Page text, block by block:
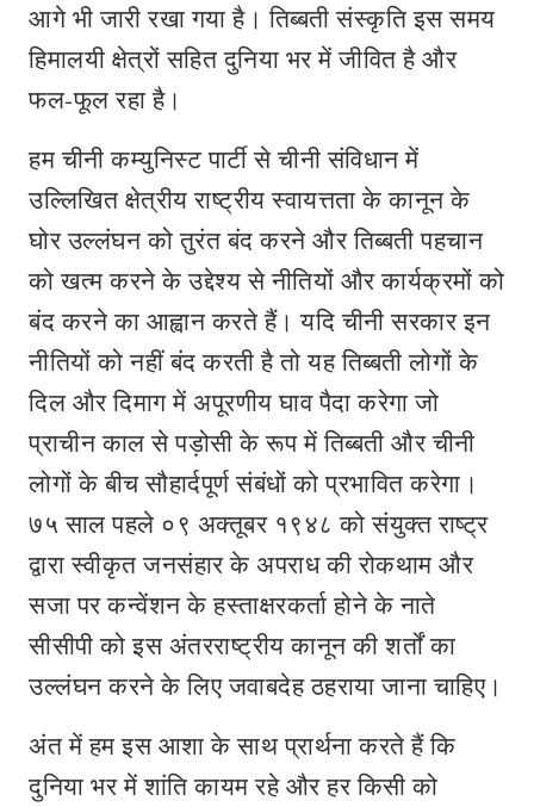
आगे भी जारी रखा गया है। तिब्‍बती संस्‍कृति इस समय
हिमालयी क्षेत्रों सहित दुनिया भर में जीवित है और
फल-फूल रहा है।
हम चीनी कम्युनिस्ट पार्टी से चीनी संविधान में
उल्‍ल‍िखित क्षेत्रीय राष्ट्रीय स्वायत्तता के कानून के
घोर उल्लंघन को तुरंत बंद करने और तिब्बती पहचान
को खत्म करने के उद्देश्य से नीतियों और कार्यक्रमों को
बंद करने का आह्वान करते हैं। यदि चीनी सरकार इन
नीतियों को नहीं बंद करती है तो यह तिब्बती लोगों के
दिल और दिमाग में अपूरणीय घाव पैदा करेगा जो
प्राचीन काल से पड़ोसी के रूप में तिब्बती और चीनी
लोगों के बीच सौहार्दपूर्ण संबंधों को प्रभावित करेगा।
७५ साल पहले ०९ अक्तूबर १९४८ को संयुक्त राष्ट्र
द्वारा स्‍वीकृत जनसंहार के अपराध की रोकथाम और
सजा पर कन्वेंशन के हस्ताक्षरकर्ता होने के नाते
सीसीपी को इस अंतरराष्ट्रीय कानून की शर्तों का
उल्लंघन करने के लिए जवाबदेह ठहराया जाना चाहिए।
अंत में हम इस आशा के साथ प्रार्थना करते हैं कि
दुनिया भर में शांति कायम रहे और हर किसी को